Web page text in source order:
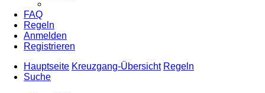
FAQ
Regeln
Anmelden
Registrieren
Hauptseite Kreuzgang-Übersicht Regeln
Suche